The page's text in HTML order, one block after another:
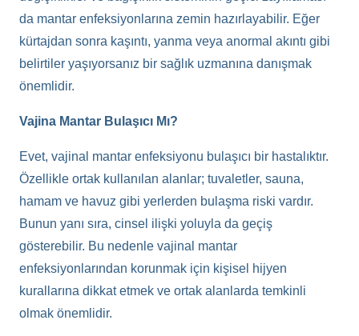
da mantar enfeksiyonlarına zemin hazırlayabilir. Eğer
kürtajdan sonra kaşıntı, yanma veya anormal akıntı gibi
belirtiler yaşıyorsanız bir sağlık uzmanına danışmak
önemlidir.
Vajina Mantar Bulaşıcı Mı?
Evet, vajinal mantar enfeksiyonu bulaşıcı bir hastalıktır.
Özellikle ortak kullanılan alanlar; tuvaletler, sauna,
hamam ve havuz gibi yerlerden bulaşma riski vardır.
Bunun yanı sıra, cinsel ilişki yoluyla da geçiş
gösterebilir. Bu nedenle vajinal mantar
enfeksiyonlarından korunmak için kişisel hijyen
kurallarına dikkat etmek ve ortak alanlarda temkinli
olmak önemlidir.